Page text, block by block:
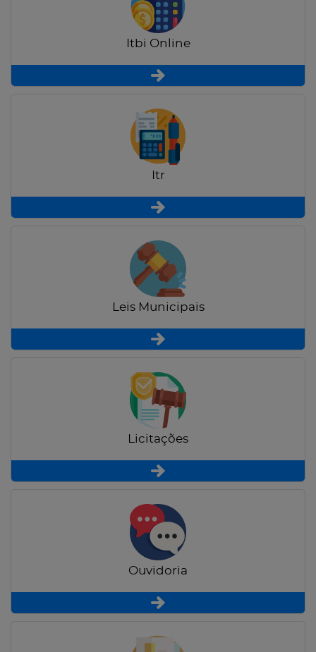
Itbi Online
Itr
Leis Municipais
Licitações
Ouvidoria